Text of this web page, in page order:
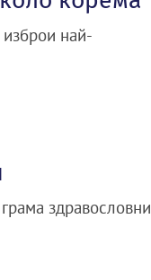
най-
здравословни